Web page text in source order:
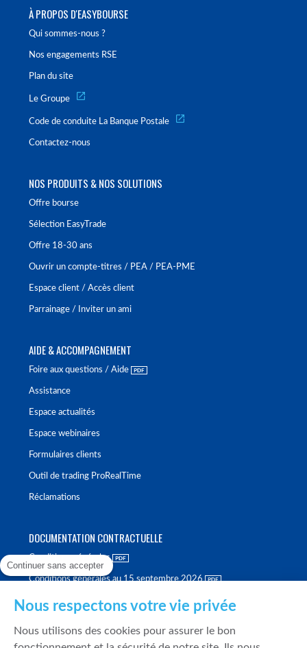
À PROPOS D'EASYBOURSE
Qui sommes-nous ?
Nos engagements RSE
Plan du site
Le Groupe
Code de conduite La Banque Postale
Contactez-nous
NOS PRODUITS & NOS SOLUTIONS
Offre bourse
Sélection EasyTrade
Offre 18-30 ans
Ouvrir un compte-titres / PEA / PEA-PME
Espace client / Accès client
Parrainage / Inviter un ami
AIDE & ACCOMPAGNEMENT
Foire aux questions / Aide
Assistance
Espace actualités
Espace webinaires
Formulaires clients
Outil de trading ProRealTime
Réclamations
DOCUMENTATION CONTRACTUELLE
Conditions générales
Conditions générales au 15 septembre 2026
Politique de meilleure sélection
Continuer sans accepter
Nous respectons votre vie privée
Nous utilisons des cookies pour assurer le bon